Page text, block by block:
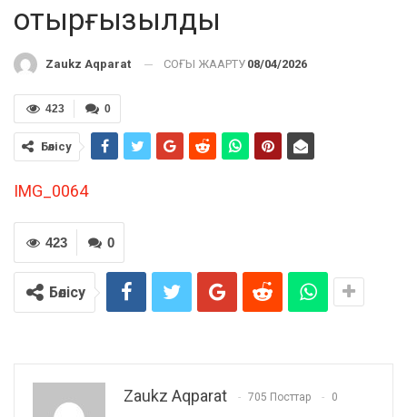
отырғызылды
Zaukz Aqparat СОҢҒЫ ЖАҢАРТУ 08/04/2026
0
423
Бөлісу
IMG_0064
0
423
Бөлісу
Zaukz Aqparat 705 Посттар 0